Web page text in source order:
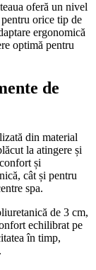
oferă un nivel
orice tip de
ergonomică
optimă pentru
de
din material
la atingere și
și
cât și pentru
spa.
de 3 cm,
echilibrat pe
în timp,